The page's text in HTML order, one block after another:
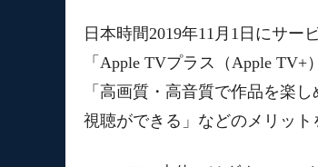
日本時間2019年11月1日にサ
「Apple TVプラス（Apple
「高画質・高音質で作品を楽
視聴ができる」などのメリット